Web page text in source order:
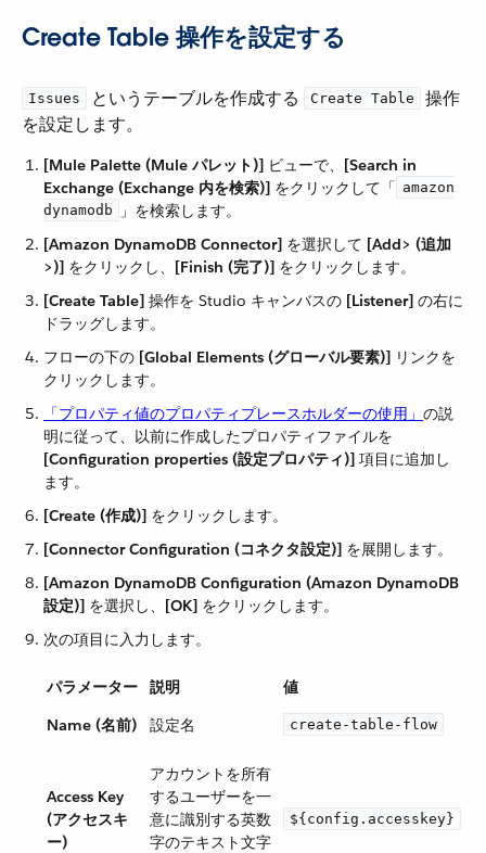
Create Table 操作を設定する
Issues ​ というテーブルを作成する ​ Create Table
​ 操作
を設定します。
[Mule Palette (Mule パレット)] ​ ビューで、​ [Search in
Exchange (Exchange 内を検索)] ​ をクリックして「​ amazon
dynamodb
​」を検索します。
[Amazon DynamoDB Connector] ​ を選択して ​ [Add> (追加
>)] ​ をクリックし、​ [Finish (完了)] ​ をクリックします。
[Create Table] ​ 操作を Studio キャンバスの ​ [Listener] ​ の右に
ドラッグします。
フローの下の ​ [Global Elements (グローバル要素)] ​ リンクを
クリックします。
「プロパティ値のプロパティプレースホルダーの使用」 ​の説
明に従って、以前に作成したプロパティファイルを ​
[Configuration properties (設定プロパティ)] ​ 項目に追加し
ます。
[Create (作成)] ​ をクリックします。
[Connector Configuration (コネクタ設定)] ​ を展開します。
[Amazon DynamoDB Configuration (Amazon DynamoDB
設定)] ​ を選択し、​ [OK] ​ をクリックします。
次の項目に入力します。
パラメーター 説明
値
Name (名前)
設定名 create-table-flow
Access Key
(アクセスキ
ー)
アカウントを所有
するユーザーを一
意に識別する英数
字のテキスト文字
${config.accesskey}